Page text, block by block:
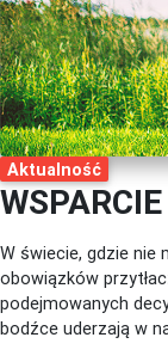
Aktualność
W świecie, gdzie nie
obowiązków
podejmowanych
bodźce uderzają w